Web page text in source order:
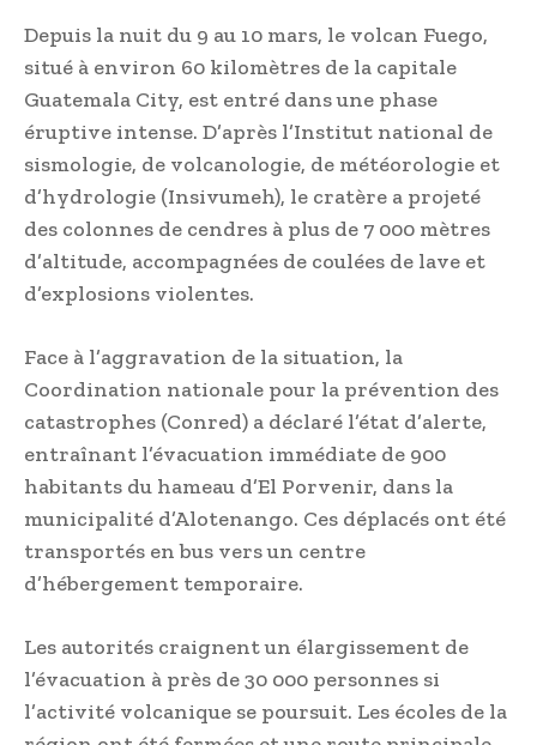
Depuis la nuit du 9 au 10 mars, le volcan Fuego,
situé à environ 60 kilomètres de la capitale
Guatemala City, est entré dans une phase
éruptive intense. D’après l’Institut national de
sismologie, de volcanologie, de météorologie et
d’hydrologie (Insivumeh), le cratère a projeté
des colonnes de cendres à plus de 7 000 mètres
d’altitude, accompagnées de coulées de lave et
d’explosions violentes.
Face à l’aggravation de la situation, la
Coordination nationale pour la prévention des
catastrophes (Conred) a déclaré l’état d’alerte,
entraînant l’évacuation immédiate de 900
habitants du hameau d’El Porvenir, dans la
municipalité d’Alotenango. Ces déplacés ont été
transportés en bus vers un centre
d’hébergement temporaire.
Les autorités craignent un élargissement de
l’évacuation à près de 30 000 personnes si
l’activité volcanique se poursuit. Les écoles de la